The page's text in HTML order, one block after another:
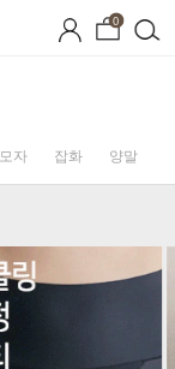
0
모자 잡화 양말